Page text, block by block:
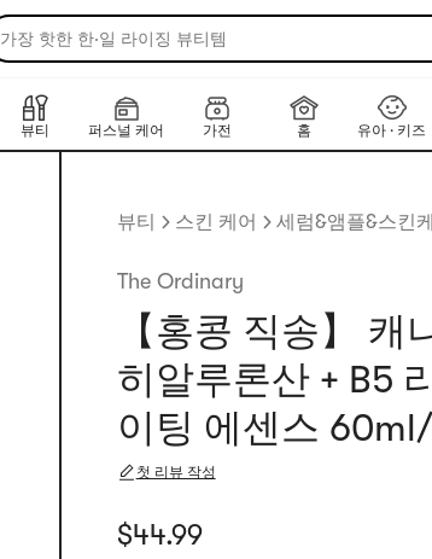
가장 핫한 한·일 라이징 뷰티템
뷰티 퍼스널 케어 가전 홈 유아 · 키즈
뷰티 스킨 케어 세럼&앰플&스킨
The Ordinary
【홍콩 직송】 캐
히알루론산 + B5
이팅 에센스
첫 리뷰 작성
현재 가격: $44.99
$44.99